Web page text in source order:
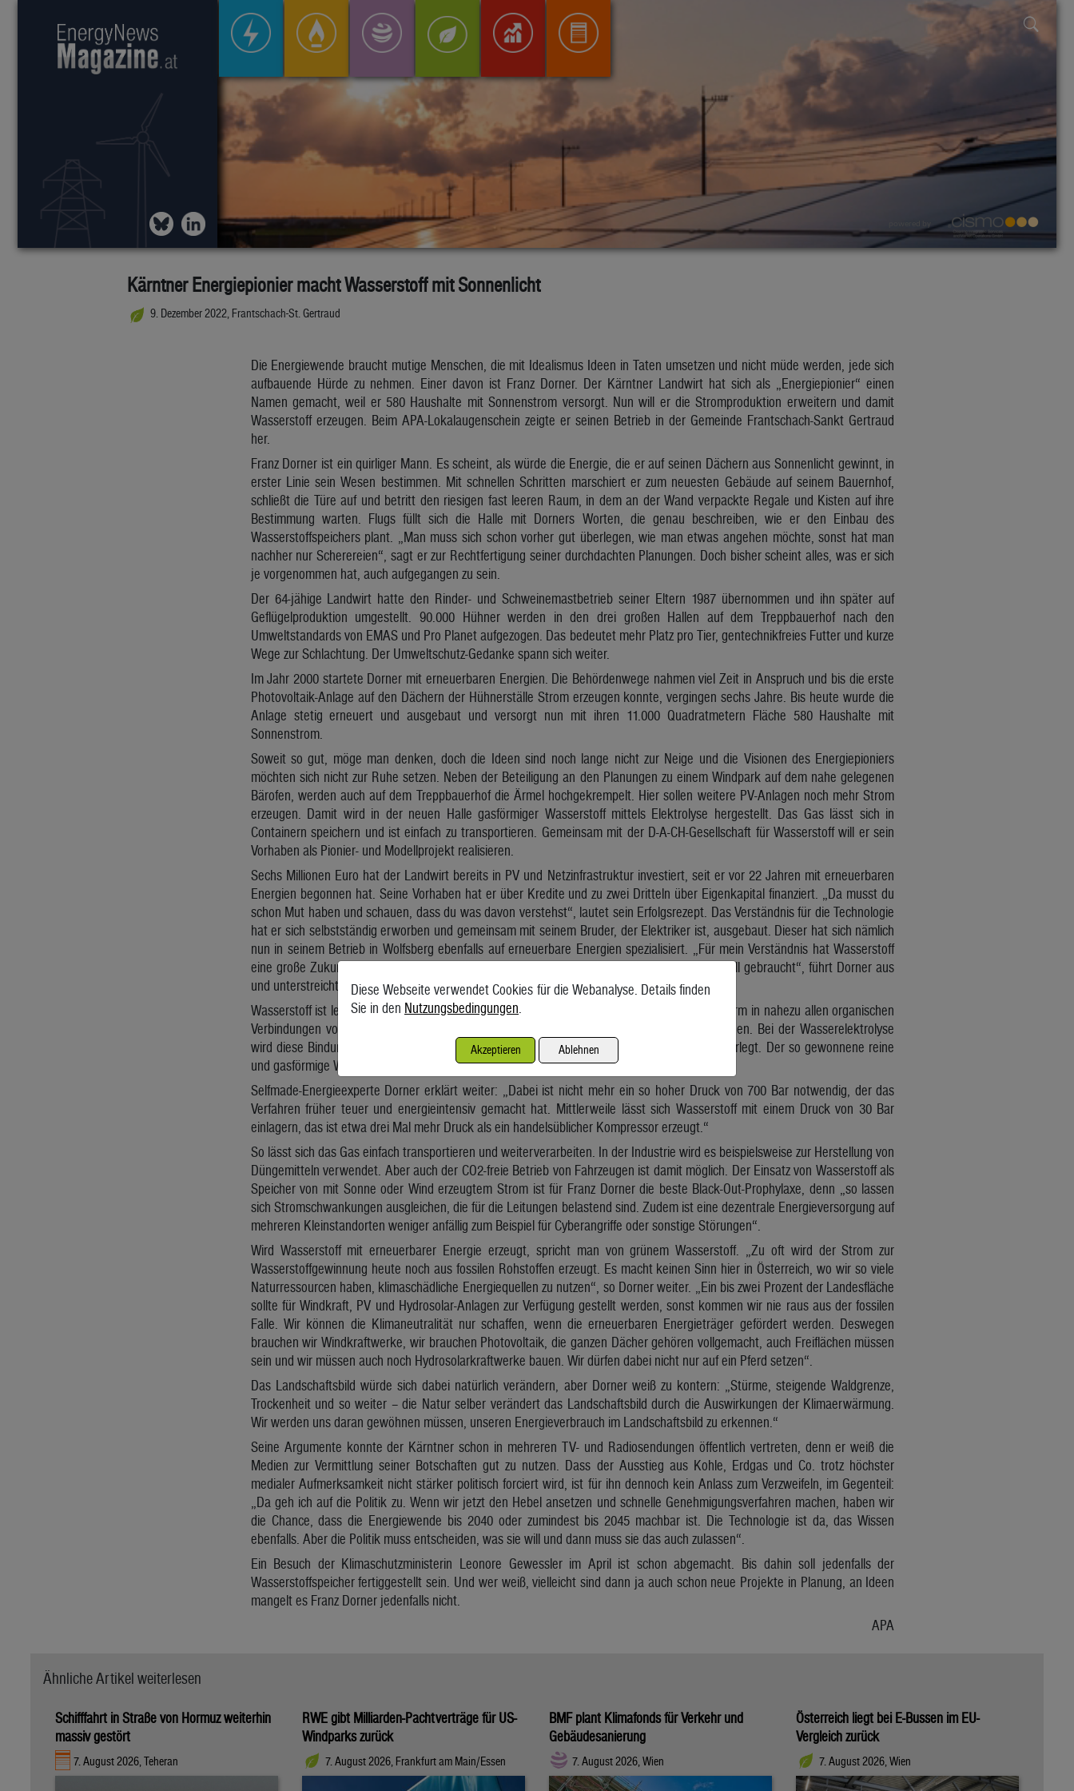
Kärntner Energiepionier macht Wasserstoff mit Sonnenlicht
9. Dezember 2022, Frantschach-St. Gertraud
Die Energiewende braucht mutige Menschen, die mit Idealismus Ideen in Taten umsetzen und nicht müde werden, jede sich
aufbauende Hürde zu nehmen. Einer davon ist Franz Dorner. Der Kärntner Landwirt hat sich als „Energiepionier“ einen
Namen gemacht, weil er 580 Haushalte mit Sonnenstrom versorgt. Nun will er die Stromproduktion erweitern und damit
Wasserstoff erzeugen. Beim APA-Lokalaugenschein zeigte er seinen Betrieb in der Gemeinde Frantschach-Sankt Gertraud
her.
Franz Dorner ist ein quirliger Mann. Es scheint, als würde die Energie, die er auf seinen Dächern aus Sonnenlicht gewinnt, in
erster Linie sein Wesen bestimmen. Mit schnellen Schritten marschiert er zum neuesten Gebäude auf seinem Bauernhof,
schließt die Türe auf und betritt den riesigen fast leeren Raum, in dem an der Wand verpackte Regale und Kisten auf ihre
Bestimmung warten. Flugs füllt sich die Halle mit Dorners Worten, die genau beschreiben, wie er den Einbau des
Wasserstoffspeichers plant. „Man muss sich schon vorher gut überlegen, wie man etwas angehen möchte, sonst hat man
nachher nur Scherereien“, sagt er zur Rechtfertigung seiner durchdachten Planungen. Doch bisher scheint alles, was er sich
je vorgenommen hat, auch aufgegangen zu sein.
Der 64-jähige Landwirt hatte den Rinder- und Schweinemastbetrieb seiner Eltern 1987 übernommen und ihn später auf
Geflügelproduktion umgestellt. 90.000 Hühner werden in den drei großen Hallen auf dem Treppbauerhof nach den
Umweltstandards von EMAS und Pro Planet aufgezogen. Das bedeutet mehr Platz pro Tier, gentechnikfreies Futter und kurze
Wege zur Schlachtung. Der Umweltschutz-Gedanke spann sich weiter.
Im Jahr 2000 startete Dorner mit erneuerbaren Energien. Die Behördenwege nahmen viel Zeit in Anspruch und bis die erste
Photovoltaik-Anlage auf den Dächern der Hühnerställe Strom erzeugen konnte, vergingen sechs Jahre. Bis heute wurde die
Anlage stetig erneuert und ausgebaut und versorgt nun mit ihren 11.000 Quadratmetern Fläche 580 Haushalte mit
Sonnenstrom.
Soweit so gut, möge man denken, doch die Ideen sind noch lange nicht zur Neige und die Visionen des Energiepioniers
möchten sich nicht zur Ruhe setzen. Neben der Beteiligung an den Planungen zu einem Windpark auf dem nahe gelegenen
Bärofen, werden auch auf dem Treppbauerhof die Ärmel hochgekrempelt. Hier sollen weitere PV-Anlagen noch mehr Strom
erzeugen. Damit wird in der neuen Halle gasförmiger Wasserstoff mittels Elektrolyse hergestellt. Das Gas lässt sich in
Containern speichern und ist einfach zu transportieren. Gemeinsam mit der D-A-CH-Gesellschaft für Wasserstoff will er sein
Vorhaben als Pionier- und Modellprojekt realisieren.
Sechs Millionen Euro hat der Landwirt bereits in PV und Netzinfrastruktur investiert, seit er vor 22 Jahren mit erneuerbaren
Energien begonnen hat. Seine Vorhaben hat er über Kredite und zu zwei Dritteln über Eigenkapital finanziert. „Da musst du
schon Mut haben und schauen, dass du was davon verstehst“, lautet sein Erfolgsrezept. Das Verständnis für die Technologie
hat er sich selbstständig erworben und gemeinsam mit seinem Bruder, der Elektriker ist, ausgebaut. Dieser hat sich nämlich
nun in seinem Betrieb in Wolfsberg ebenfalls auf erneuerbare Energien spezialisiert. „Für mein Verständnis hat Wasserstoff
eine große Zukunft. Du kannst ihn transportieren, du kannst ihn speichern und er wird überall gebraucht“, führt Dorner aus
und unterstreicht seine Worte mit energiegeladenen Gesten.
Wasserstoff ist leichter als Luft, ungiftig, entzündet sich nicht selbst und ist in gebundener Form in nahezu allen organischen
Verbindungen vorhanden. In gewöhnlichem Wasser ist er gemeinsam mit Sauerstoff gebunden. Bei der Wasserelektrolyse
wird diese Bindung mit Hilfe von Strom aufgehoben und das Wasser in seine Bestandteile zerlegt. Der so gewonnene reine
und gasförmige Wasserstoff kann dann gespeichert werden.
Selfmade-Energieexperte Dorner erklärt weiter: „Dabei ist nicht mehr ein so hoher Druck von 700 Bar notwendig, der das
Verfahren früher teuer und energieintensiv gemacht hat. Mittlerweile lässt sich Wasserstoff mit einem Druck von 30 Bar
einlagern, das ist etwa drei Mal mehr Druck als ein handelsüblicher Kompressor erzeugt.“
So lässt sich das Gas einfach transportieren und weiterverarbeiten. In der Industrie wird es beispielsweise zur Herstellung von
Düngemitteln verwendet. Aber auch der CO2-freie Betrieb von Fahrzeugen ist damit möglich. Der Einsatz von Wasserstoff als
Speicher von mit Sonne oder Wind erzeugtem Strom ist für Franz Dorner die beste Black-Out-Prophylaxe, denn „so lassen
sich Stromschwankungen ausgleichen, die für die Leitungen belastend sind. Zudem ist eine dezentrale Energieversorgung auf
mehreren Kleinstandorten weniger anfällig zum Beispiel für Cyberangriffe oder sonstige Störungen“.
Wird Wasserstoff mit erneuerbarer Energie erzeugt, spricht man von grünem Wasserstoff. „Zu oft wird der Strom zur
Wasserstoffgewinnung heute noch aus fossilen Rohstoffen erzeugt. Es macht keinen Sinn hier in Österreich, wo wir so viele
Naturressourcen haben, klimaschädliche Energiequellen zu nutzen“, so Dorner weiter. „Ein bis zwei Prozent der Landesfläche
sollte für Windkraft, PV und Hydrosolar-Anlagen zur Verfügung gestellt werden, sonst kommen wir nie raus aus der fossilen
Falle. Wir können die Klimaneutralität nur schaffen, wenn die erneuerbaren Energieträger gefördert werden. Deswegen
brauchen wir Windkraftwerke, wir brauchen Photovoltaik, die ganzen Dächer gehören vollgemacht, auch Freiflächen müssen
sein und wir müssen auch noch Hydrosolarkraftwerke bauen. Wir dürfen dabei nicht nur auf ein Pferd setzen“.
Das Landschaftsbild würde sich dabei natürlich verändern, aber Dorner weiß zu kontern: „Stürme, steigende Waldgrenze,
Trockenheit und so weiter – die Natur selber verändert das Landschaftsbild durch die Auswirkungen der Klimaerwärmung.
Wir werden uns daran gewöhnen müssen, unseren Energieverbrauch im Landschaftsbild zu erkennen.“
Seine Argumente konnte der Kärntner schon in mehreren TV- und Radiosendungen öffentlich vertreten, denn er weiß die
Medien zur Vermittlung seiner Botschaften gut zu nutzen. Dass der Ausstieg aus Kohle, Erdgas und Co. trotz höchster
medialer Aufmerksamkeit nicht stärker politisch forciert wird, ist für ihn dennoch kein Anlass zum Verzweifeln, im Gegenteil:
„Da geh ich auf die Politik zu. Wenn wir jetzt den Hebel ansetzen und schnelle Genehmigungsverfahren machen, haben wir
die Chance, dass die Energiewende bis 2040 oder zumindest bis 2045 machbar ist. Die Technologie ist da, das Wissen
ebenfalls. Aber die Politik muss entscheiden, was sie will und dann muss sie das auch zulassen“.
Ein Besuch der Klimaschutzministerin Leonore Gewessler im April ist schon abgemacht. Bis dahin soll jedenfalls der
Wasserstoffspeicher fertiggestellt sein. Und wer weiß, vielleicht sind dann ja auch schon neue Projekte in Planung, an Ideen
mangelt es Franz Dorner jedenfalls nicht.
APA
Ähnliche Artikel weiterlesen
Schifffahrt in Straße von Hormuz weiterhin
massiv gestört
7. August 2026, Teheran
RWE gibt Milliarden-Pachtverträge für US-
Windparks zurück
7. August 2026, Frankfurt am Main/Essen
BMF plant Klimafonds für Verkehr und
Gebäudesanierung
7. August 2026, Wien
Österreich liegt bei E-Bussen im EU-
Vergleich zurück
7. August 2026, Wien
Diese Webseite verwendet Cookies für die Webanalyse. Details finden
Sie in den Nutzungsbedingungen.
Akzeptieren Ablehnen